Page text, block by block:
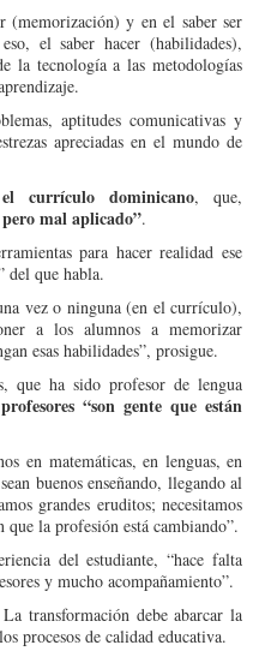
(memorización) y en el saber ser
el saber hacer (habilidades),
la tecnología a las metodologías
aptitudes comunicativas y
apreciadas en el mundo de
el currículo dominicano, que,
mal aplicado”.
para hacer realidad ese
del que habla.
vez o ninguna (en el currículo),
a los alumnos a memorizar
esas habilidades”, prosigue.
que ha sido profesor de lengua
“son gente que están
en matemáticas, en lenguas, en
buenos enseñando, llegando al
grandes eruditos; necesitamos
la profesión está cambiando”.
del estudiante, “hace falta
y mucho acompañamiento”.
transformación debe abarcar la
procesos de calidad educativa.